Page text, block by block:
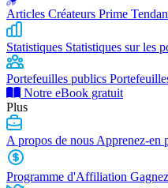
Articles Créateurs Prime
Statistiques Statistiques sur les
Portefeuilles publics
Notre eBook gratuit
Plus
A propos de nous Apprenez-en
Programme d'Affiliation